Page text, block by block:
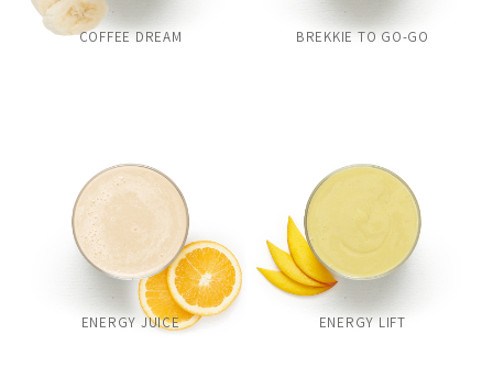
COFFEE DREAM BREKKIE TO GO-GO
ENERGY JUICE ENERGY LIFT